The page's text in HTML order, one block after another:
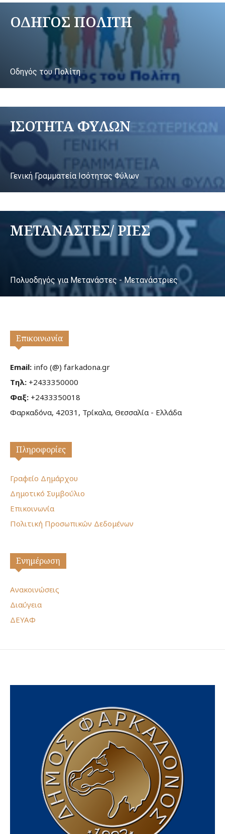
ΟΔΗΓΟΣ ΠΟΛΙΤΗ
Οδηγός του Πολίτη
ΙΣΟΤΗΤΑ ΦΥΛΩΝ
Γενική Γραμματεία Ισότητας Φύλων
ΜΕΤΑΝΑΣΤΕΣ/ ΡΙΕΣ
Πολυοδηγός για Μετανάστες - Μετανάστριες
Επικοινωνία
Email: info (@) farkadona.gr
Τηλ: +2433350000
Φαξ: +2433350018
Φαρκαδόνα, 42031, Τρίκαλα, Θεσσαλία - Ελλάδα
Πληροφορίες
Γραφείο Δημάρχου
Δημοτικό Συμβούλιο
Επικοινωνία
Πολιτική Προσωπικών Δεδομένων
Ενημέρωση
Ανακοινώσεις
Διαύγεια
ΔΕΥΑΦ